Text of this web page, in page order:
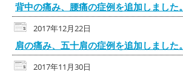
背中の痛み、腰痛の症例を追加しました。
2017年12月22日
肩の痛み、五十肩の症例を追加しました。
2017年11月30日